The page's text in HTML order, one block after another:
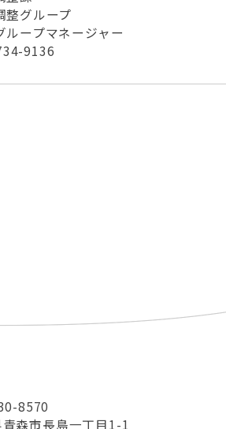
整グループ
ループマネージャー
9136
8570
森市長島一丁目1-1